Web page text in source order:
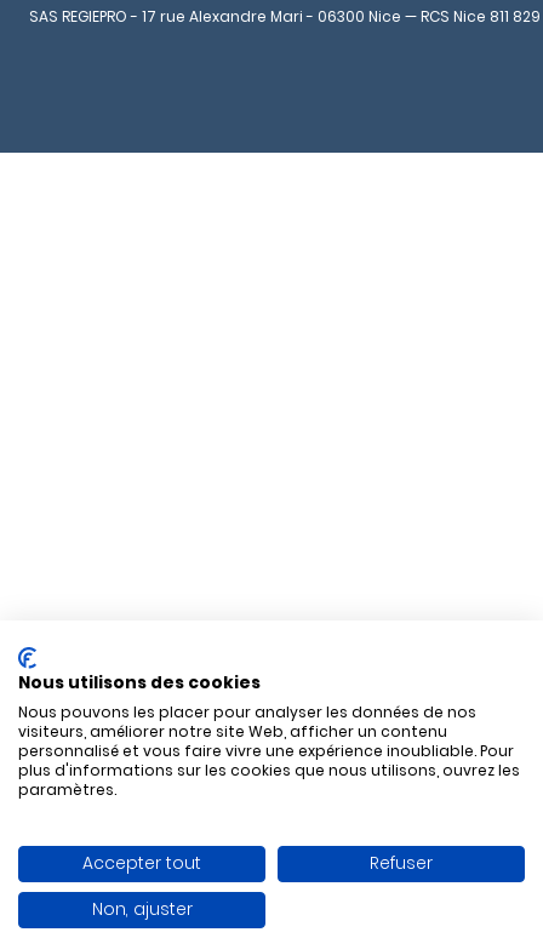
SAS REGIEPRO - 17 rue Alexandre Mari - 06300 Nice — RCS Nice 811
Nous utilisons des cookies
Nous pouvons les placer pour analyser les données de nos
visiteurs, améliorer notre site Web, afficher un contenu
personnalisé et vous faire vivre une expérience inoubliable. Pour
plus d'informations sur les cookies que nous utilisons, ouvrez les
paramètres.
Accepter tout
Refuser
Non, ajuster